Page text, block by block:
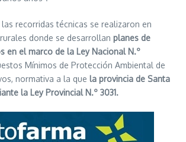
recorridas técnicas se realizaron en
donde se desarrollan planes de
en el marco de la Ley Nacional N.º
Mínimos de Protección Ambiental de
normativa a la que la provincia de Santa
la Ley Provincial N.º 3031.